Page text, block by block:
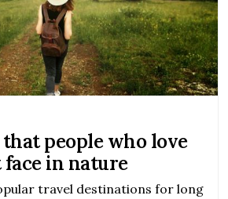
that people who love
in nature
travel destinations for long